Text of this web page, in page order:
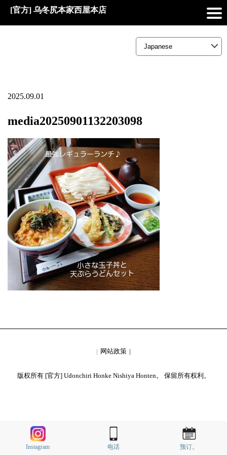
[官方] 乌冬尻本家西屋本店
2025.09.01
media20250901132203098
网站政策
版权所有 [官方] Udonchiri Honke Nishiya Honten。 保留所有权利。
Instagram 电话 预订。